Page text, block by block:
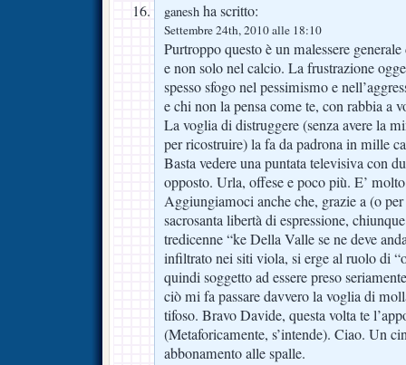
ganesh ha scritto:
Settembre 24th, 2010 alle 18:10
Purtroppo questo è un malessere
e non solo nel calcio. La frustrazione
spesso sfogo nel pessimismo e
e chi non la pensa come te, con rabbia a
La voglia di distruggere (senza avere la
per ricostruire) la fa da padrona in mille
Basta vedere una puntata televisiva con
opposto. Urla, offese e poco più. E’
Aggiungiamoci anche che, grazie a (o
sacrosanta libertà di espressione,
tredicenne “ke Della Valle se ne deve
infiltrato nei siti viola, si erge al ruolo di
quindi soggetto ad essere preso
ciò mi fa passare davvero la voglia di
tifoso. Bravo Davide, questa volta te
(Metaforicamente, s’intende). Ciao. Un
abbonamento alle spalle.